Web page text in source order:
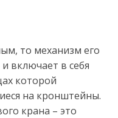
то механизм его
включает в себя
которой
на кронштейны.
крана – это